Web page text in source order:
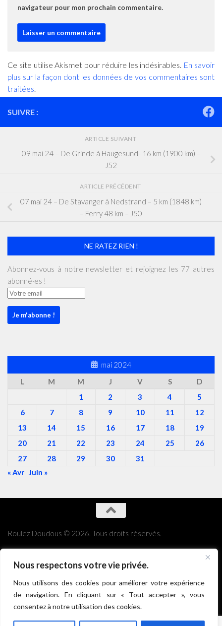
Nous respectons votre vie privée.
Nous utilisons des cookies pour améliorer votre expérience
de navigation. En cliquant sur « Tout accepter », vous
consentez à notre utilisation des cookies.
navigateur pour mon prochain commentaire.
Ce site utilise Akismet pour réduire les indésirables. En savoir
plus sur la façon dont les données de vos commentaires sont
traitées.
SUIVRE :
ARTICLE SUIVANT
09 mai 24 – De Grinde à Haugesund- 16 km (1900 km) –
J52
ARTICLE PRÉCÉDENT
07 mai 24 – De Stavanger à Nedstrand – 5 km (1848 km)
– Ferry 48 km – J50
NE RATEZ RIEN !
Abonnez-vous à notre newsletter et rejoignez les 77 autres
abonné·es !
mai 2024
L
M M J V S
D
1
2 3 4
5
6
7 8 9 10 11
12
13
14 15 16 17 18
19
20
21 22 23 24 25
26
27
28 29 30
31
« Avr Juin »
Roulez Doudous © 2026. Tous droits réservés.